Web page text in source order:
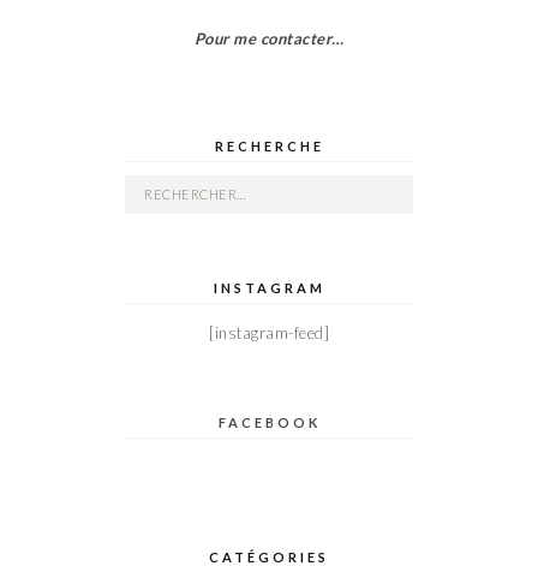
Pour me contacter…
RECHERCHE
Rechercher :
INSTAGRAM
[instagram-feed]
FACEBOOK
CATÉGORIES